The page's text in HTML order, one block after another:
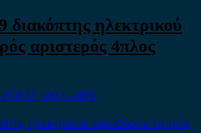
ηλεκτρικού
αριστερός 4πλος
2002-2009